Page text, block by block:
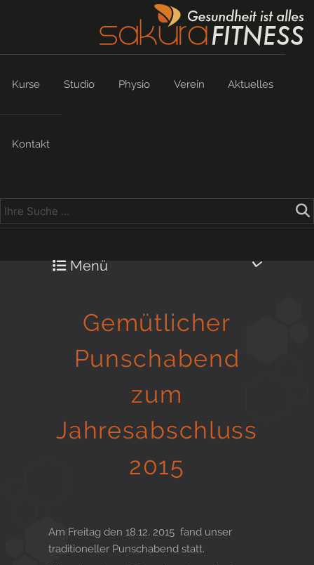
Kurse Studio Physio Verein Aktuelles
Kontakt
Menü
Gesund in Form
Sauna- und Freizeitcenter
Gemütlicher
Punschabend
zum
Jahresabschluss
2015
Am Freitag den 18.12. 2015 fand unser
traditioneller Punschabend statt.